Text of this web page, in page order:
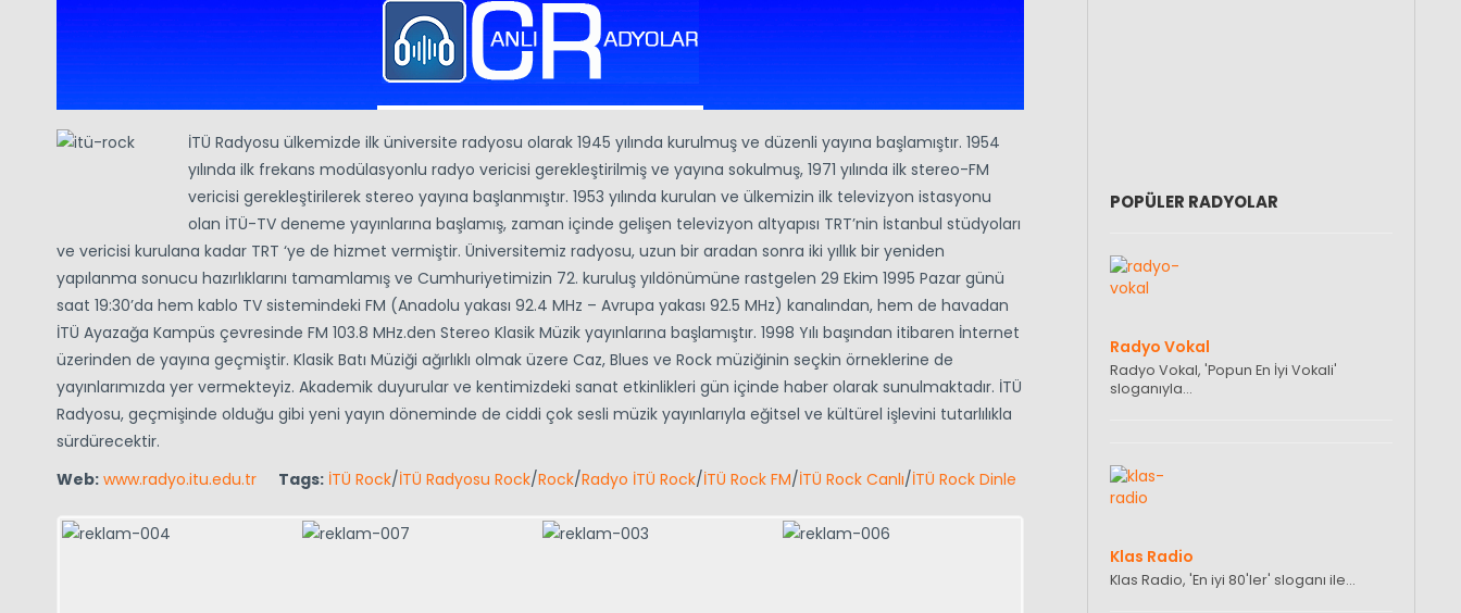
İTÜ Radyosu ülkemizde ilk üniversite radyosu olarak 1945 yılında kurulmuş ve düzenli yayına başlamıştır. 1954
yılında ilk frekans modülasyonlu radyo vericisi gerekleştirilmiş ve yayına sokulmuş, 1971 yılında ilk stereo-FM
vericisi gerekleştirilerek stereo yayına başlanmıştır. 1953 yılında kurulan ve ülkemizin ilk televizyon istasyonu
olan İTÜ-TV deneme yayınlarına başlamış, zaman içinde gelişen televizyon altyapısı TRT’nin İstanbul stüdyoları
ve vericisi kurulana kadar TRT ‘ye de hizmet vermiştir. Üniversitemiz radyosu, uzun bir aradan sonra iki yıllık bir yeniden
yapılanma sonucu hazırlıklarını tamamlamış ve Cumhuriyetimizin 72. kuruluş yıldönümüne rastgelen 29 Ekim 1995 Pazar günü
saat 19:30’da hem kablo TV sistemindeki FM (Anadolu yakası 92.4 MHz – Avrupa yakası 92.5 MHz) kanalından, hem de havadan
İTÜ Ayazağa Kampüs çevresinde FM 103.8 MHz.den Stereo Klasik Müzik yayınlarına başlamıştır. 1998 Yılı başından itibaren İnternet
üzerinden de yayına geçmiştir. Klasik Batı Müziği ağırlıklı olmak üzere Caz, Blues ve Rock müziğinin seçkin örneklerine de
yayınlarımızda yer vermekteyiz. Akademik duyurular ve kentimizdeki sanat etkinlikleri gün içinde haber olarak sunulmaktadır. İTÜ
Radyosu, geçmişinde olduğu gibi yeni yayın döneminde de ciddi çok sesli müzik yayınlarıyla eğitsel ve kültürel işlevini tutarlılıkla
sürdürecektir.
Web: www.radyo.itu.edu.tr Tags: İTÜ Rock/İTÜ Radyosu Rock/Rock/Radyo İTÜ Rock/İTÜ Rock FM/İTÜ Rock Canlı/İTÜ Rock Dinle
POPÜLER RADYOLAR
Radyo Vokal
Radyo Vokal, 'Popun En İyi Vokali'
sloganıyla…
Klas Radio
Klas Radio, 'En iyi 80'ler' sloganı ile…